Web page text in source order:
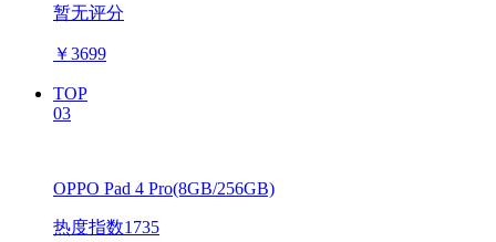
暂无评分
￥3699
TOP
03
OPPO Pad 4 Pro(8GB/256GB)
热度指数1735